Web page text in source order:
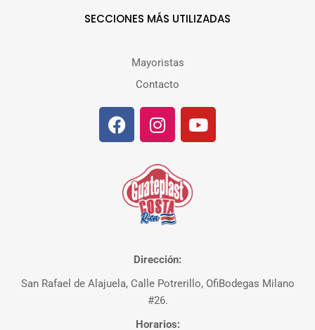
SECCIONES MÁS UTILIZADAS
Mayoristas
Contacto
Dirección:
San Rafael de Alajuela, Calle Potrerillo, OfiBodegas Milano
#26.
Horarios: